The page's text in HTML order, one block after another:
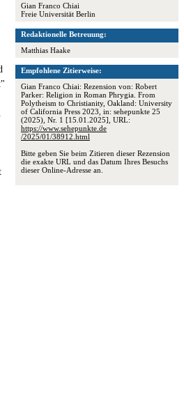
Gian Franco Chiai
Freie Universität Berlin
Redaktionelle Betreuung:
Matthias Haake
Empfohlene Zitierweise:
Gian Franco Chiai: Rezension von: Robert
Parker: Religion in Roman Phrygia. From
Polytheism to Christianity, Oakland: University
of California Press 2023, in: sehepunkte 25
(2025), Nr. 1 [15.01.2025], URL:
https://www.sehepunkte.de
/2025/01/38912.html
Bitte geben Sie beim Zitieren dieser Rezension
die exakte URL und das Datum Ihres Besuchs
dieser Online-Adresse an.